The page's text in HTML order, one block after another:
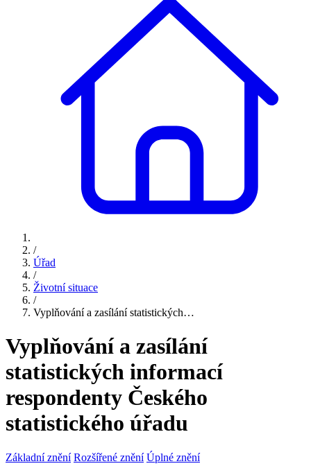
/
Úřad
/
Životní situace
/
Vyplňování a zasílání statistických…
Vyplňování a zasílání
statistických informací
respondenty Českého
statistického úřadu
Základní znění Rozšířené znění Úplné znění